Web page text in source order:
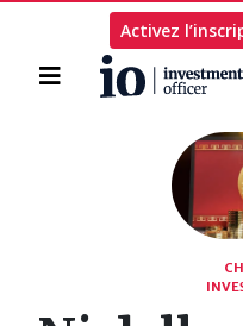
Accueil
Activez